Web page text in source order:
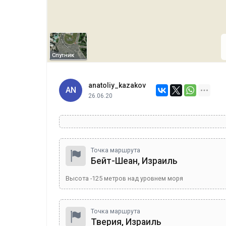
Спутник
AN
anatoliy_kazakov
26.06.20
Точка маршрута
Бейт-Шеан, Израиль
Высота -125 метров над уровнем моря
Точка маршрута
Тверия, Израиль